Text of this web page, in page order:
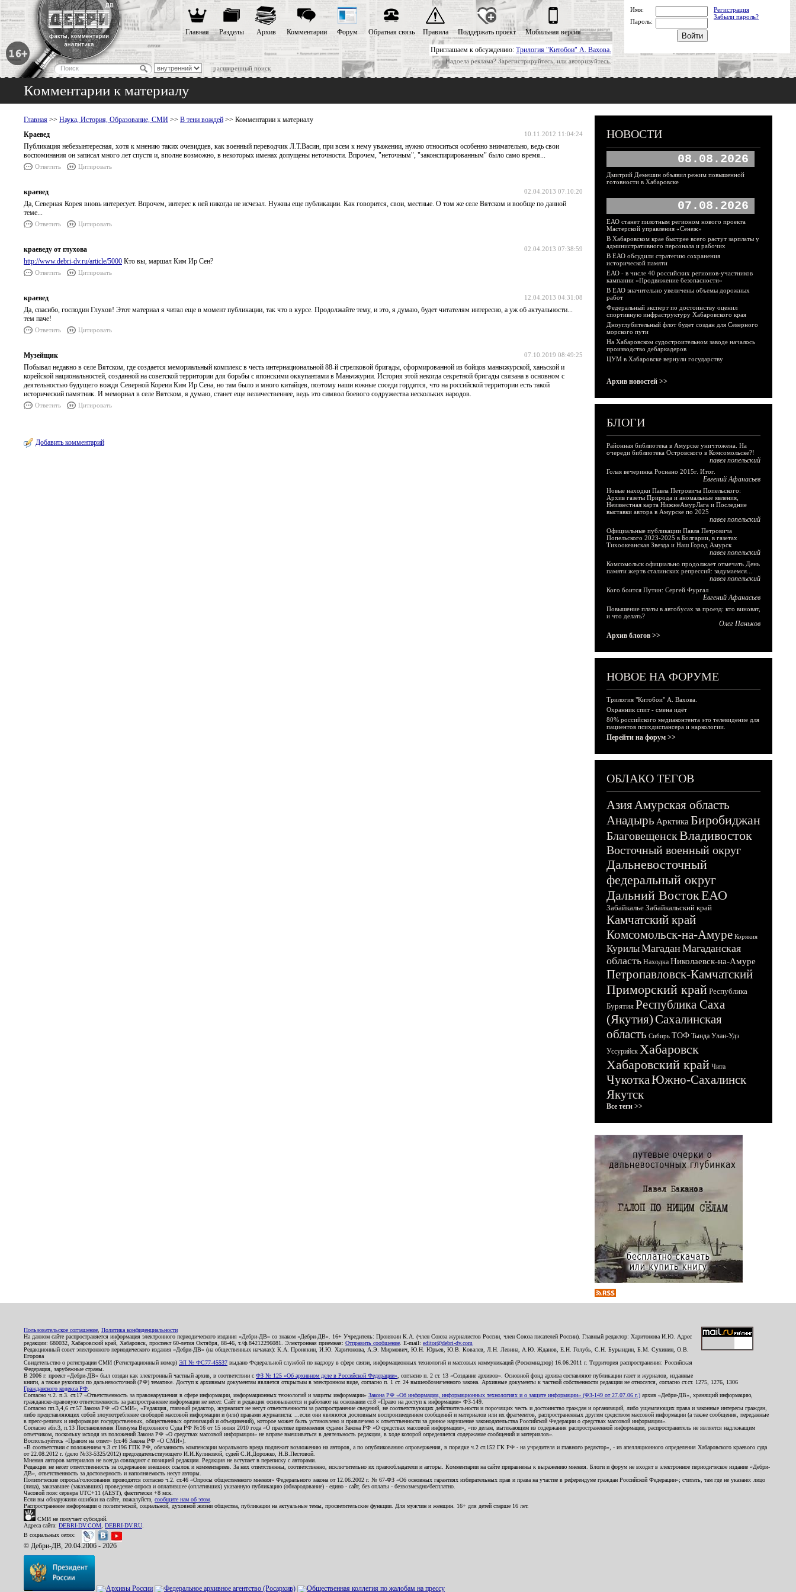
Приглашаем к обсуждению: Трилогия "Китобои" А. Вахова.
Надоела реклама? Зарегистрируйтесь, или авторизуйтесь.
расширенный поиск
Главная Разделы Архив Комментарии Форум Обратная связь Правила Поддержать проект Мобильная версия
Имя:
Регистрация
Забыли пароль?
Пароль:
Комментарии к материалу
Главная >> Наука, История, Образование, СМИ >> В тени вождей >> Комментарии к материалу
10.11.2012 11:04:24
Краевед
Публикация небезынтересная, хотя к мнению таких очевидцев, как военный переводчик Л.Т.Васин, при всем к нему уважении, нужно относиться особенно внимательно, ведь свои
воспоминания он записал много лет спустя и, вполне возможно, в некоторых именах допущены неточности. Впрочем, "неточным", "законспирированным" было само время...
Ответить Цитировать
02.04.2013 07:10:20
краевед
Да, Северная Корея вновь интересует. Впрочем, интерес к ней никогда не исчезал. Нужны еще публикации. Как говорится, свои, местные. О том же селе Вятском и вообще по данной
теме...
Ответить Цитировать
02.04.2013 07:38:59
краеведу от глухова
http://www.debri-dv.ru/article/5000 Кто вы, маршал Ким Ир Сен?
Ответить Цитировать
12.04.2013 04:31:08
краевед
Да, спасибо, господин Глухов! Этот материал я читал еще в момент публикации, так что в курсе. Продолжайте тему, и это, я думаю, будет читателям интересно, а уж об актуальности...
тем паче!
Ответить Цитировать
07.10.2019 08:49:25
Музейщик
Побывал недавно в селе Вятском, где создается мемориальный комплекс в честь интернациональной 88-й стрелковой бригады, сформированной из бойцов маньчжурской, ханьской и
корейской национальностей, созданной на советской территории для борьбы с японскими оккупантами в Маньчжурии. История этой некогда секретной бригады связана в основном с
деятельностью будущего вождя Северной Кореии Ким Ир Сена, но там было и много китайцев, поэтому наши южные соседи гордятся, что на российской территории есть такой
исторический памятник. И мемориал в селе Вятском, я думаю, станет еще величественнее, ведь это символ боевого содружества нескольких народов.
Ответить Цитировать
Добавить комментарий
НОВОСТИ
08.08.2026
Дмитрий Демешин объявил режим повышенной
готовности в Хабаровске
07.08.2026
ЕАО станет пилотным регионом нового проекта
Мастерской управления «Сенеж»
В Хабаровском крае быстрее всего растут зарплаты у
административного персонала и рабочих
В ЕАО обсудили стратегию сохранения
исторической памяти
ЕАО - в числе 40 российских регионов-участников
кампании «Продвижение безопасности»
В ЕАО значительно увеличены объемы дорожных
работ
Федеральный эксперт по достоинству оценил
спортивную инфраструктуру Хабаровского края
Дноуглубительный флот будет создан для Северного
морского пути
На Хабаровском судостроительном заводе началось
производство дебаркадеров
ЦУМ в Хабаровске вернули государству
Архив новостей >>
БЛОГИ
Районная библиотека в Амурске уничтожена. На
очереди библиотека Островского в Комсомольске?!
павел попельский
Голая вечеринка Роснано 2015г. Итог.
Евгений Афанасьев
Новые находки Павла Петровича Попельского:
Архив газеты Природа и аномальные явления,
Неизвестная карта НижнеАмурЛага и Последние
выставки автора в Амурске по 2025
павел попельский
Официальные публикации Павла Петровича
Попельского 2023-2025 в Болгарии, в газетах
Тихоокеанская Звезда и Наш Город Амурск
павел попельский
Комсомольск официально продолжает отмечать День
памяти жертв сталинских репрессий: задумаемся...
павел попельский
Кого боится Путин: Сергей Фургал
Евгений Афанасьев
Повышение платы в автобусах за проезд: кто виноват,
и что делать?
Олег Паньков
Архив блогов >>
НОВОЕ НА ФОРУМЕ
Трилогия "Китобои" А. Вахова.
Охранник спит - смена идёт
80% российского медиаконтента это телевидение для
пациентов психдиспансера и наркологии.
Перейти на форум >>
ОБЛАКО ТЕГОВ
АзияАмурская область
Анадырь Арктика Биробиджан
БлаговещенскВладивосток
Восточный военный округ
Дальневосточный
федеральный округ
Дальний ВостокЕАО
Забайкалье Забайкальский край
Камчатский край
Комсомольск-на-Амуре Корякия
КурилыМагадан Магаданская
область Находка Николаевск-на-Амуре
Петропавловск-Камчатский
Приморский край Республика
Бурятия Республика Саха
(Якутия)Сахалинская
область Сибирь ТОФ Тында Улан-Удэ
Уссурийск Хабаровск
Хабаровский край Чита
ЧукоткаЮжно-Сахалинск
Якутск
Все теги >>
Пользовательское соглашение Политика конфиденциальности
На данном сайте распространяется информация электронного периодического издания «Дебри-ДВ» со знаком «Дебри-ДВ». 16+ Учредитель: Пронякин К.А. (член Союза журналистов России, член Союза писателей России). Главный редактор: Харитонова И.Ю. Адрес
редакции: 680032, Хабаровский край, Хабаровск, проспект 60-летия Октября, 88-46, т./ф.84212296081. Электронная приемная: Отправить сообщение . E-mail: editor@debri-dv.com
Редакционный совет электронного периодического издания «Дебри-ДВ» (на общественных началах): К.А. Пронякин, И.Ю. Харитонова, А.Э. Мирмович, Ю.Н. Юрьев, Ю.В. Ковалев, Л.Н. Левина, А.Ю. Жданов, Е.Н. Голубь, С.Н. Бурындин, Б.М. Сухинин, О.В.
Егорова
Свидетельство о регистрации СМИ (Регистрационный номер) ЭЛ № ФС77-45537 выдано Федеральной службой по надзору в сфере связи, информационных технологий и массовых коммуникаций (Роскомнадзор) 16.06.2011 г. Территория распространения: Российская
Федерация, зарубежные страны.
В 2006 г. проект «Дебри-ДВ» был создан как электронный частный архив, в соответствии с ФЗ № 125 «Об архивном деле в Российской Федерации» , согласно п. 2 ст. 13 «Создание архивов». Основной фонд архива составляют публикации газет и журналов, изданные
книги, а также рукописи по дальневосточной (РФ) тематике. Доступ к архивным документам является открытым в электронном виде, согласно п. 1 ст. 24 вышеобозначенного закона. Архивные документы к частной собственности редакции не относятся, согласно ст.ст. 1275, 1276, 1306
Гражданского кодекса РФ
Согласно ч.2. п.3. ст.17 «Ответственность за правонарушения в сфере информации, информационных технологий и защиты информации» Закона РФ «Об информации, информационных технологиях и о защите информации» (ФЗ-149 от 27.07.06 г.) архив «Дебри-ДВ», хранящий информацию,
гражданско-правовую ответственность за распространение информации не несет. Сайт и редакция основываются и работают на основании ст.8 «Право на доступ к информации» ФЗ-149.
Согласно пп.3,4,6 ст.57 Закона РФ «О СМИ», «Редакция, главный редактор, журналист не несут ответственности за распространение сведений, не соответствующих действительности и порочащих честь и достоинство граждан и организаций, либо ущемляющих права и законные интересы граждан,
либо представляющих собой злоупотребление свободой массовой информации и (или) правами журналиста: ...если они являются дословным воспроизведением сообщений и материалов или их фрагментов, распространенных другим средством массовой информации (а также сообщения, переданные
в пресс-релизах и информация государственных, общественных организаций и объединений), которое может быть установлено и привлечено к ответственности за данное нарушение законодательства Российской Федерации о средствах массовой информации».
Согласно абз.3, п.13 Постановления Пленума Верховного Суда РФ №16 от 15 июня 2010 года «О практике применения судами Закона РФ «О средствах массовой информации», «по делам, вытекающим из содержания распространенной информации, распространитель не является надлежащим
ответчиком, поскольку исходя из положений Закона РФ «О средствах массовой информации» не вправе вмешиваться в деятельность редакции, в ходе которой определяется содержание сообщений и материалов».
Воспользуйтесь «Правом на ответ» (ст.46 Закона РФ «О СМИ»).
«В соответствии с положением ч.3 ст.196 ГПК РФ, обязанность компенсации морального вреда подлежит возложению на авторов, а по опубликованию опровержения, в порядке ч.2 ст.152 ГК РФ - на учредителя и главного редактор», - из апелляционного определения Хабаровского краевого суда
от 22.08.2012 г. (дело №33-5325/2012) председательствующего И.И.Куликовой, судей С.И.Дорожко, Н.В.Пестовой.
Мнения авторов материалов не всегда совпадают с позицией редакции. Редакция не вступает в переписку с авторами.
Редакция не несет ответственность за содержание внешних ссылок и комментариев. За них ответственны, соответственно, исключительно их правообладатели и авторы. Комментарии на сайте приравнены к выражению мнения. Блоги и форум не входят в электронное периодическое издание «Дебри-
ДВ», ответственность за достоверность и наполняемость несут авторы.
Политические опросы/голосования проводятся согласно ч.2. ст.46 «Опросы общественного мнения» Федерального закона от 12.06.2002 г. № 67-ФЗ «Об основных гарантиях избирательных прав и права на участие в референдуме граждан Российской Федерации»; считать, там где не указано: лицо
(лица), заказавшее (заказавших) проведение опроса и оплатившее (оплативших) указанную публикацию (обнародование) - едино - сайт, без оплаты - безвозмездно/бесплатно.
Часовой пояс сервера UTC+11 (AEST), фактически +8 мск.
Если вы обнаружили ошибки на сайте, пожалуйста, сообщите нам об этом
Распространение информации о политической, социальной, духовной жизни общества, публикации на актуальные темы, просветительские функции. Для мужчин и женщин. 16+ для детей старше 16 лет.
СМИ не получает субсидий.
Адреса сайта: DEBRI-DV.COM DEBRI-DV.RU
В социальных сетях:
© Дебри-ДВ, 20.04.2006 - 2026